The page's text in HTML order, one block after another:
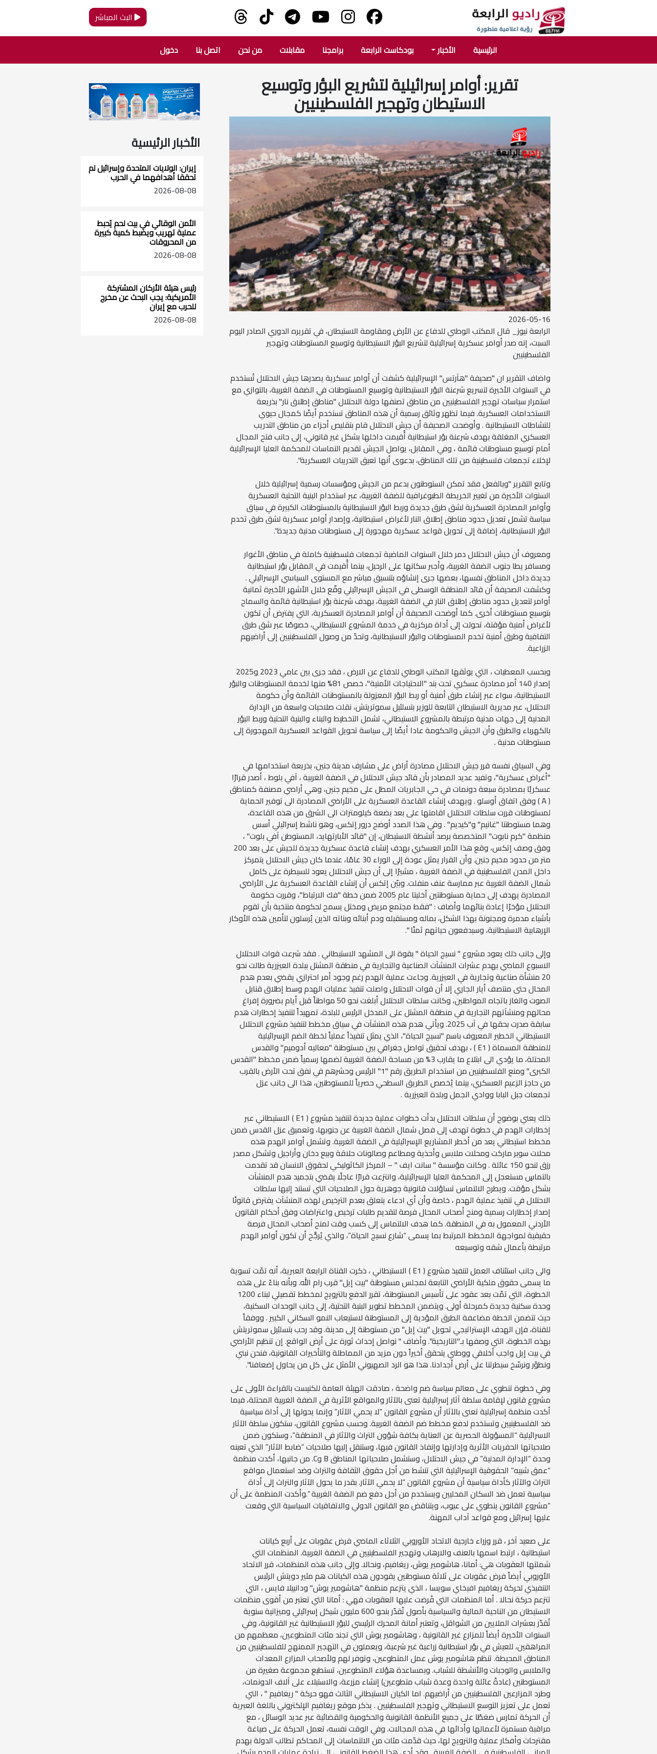
البث المباشر
الرئيسية الأخبار بودكاست الرابعة برامجنا مقابلات من نحن اتصل بنا دخول
تقرير: أوامر إسرائيلية لتشريع البؤر وتوسيع
الاستيطان وتهجير الفلسطينيين
2026-05-16
الرابعة نيوز_ قال المكتب الوطني للدفاع عن الأرض ومقاومة الاستيطان، في تقريره الدوري الصادر اليوم
السبت، إنه صدر أوامر عسكرية إسرائيلية لتشريع البؤر الاستيطانية وتوسيع المستوطنات وتهجير
الفلسطينيين
واضاف التقرير ان "صحيفة "هآرتس" الإسرائيلية كشفت أن أوامر عسكرية يصدرها جيش الاحتلال تُستخدم
في السنوات الأخيرة لتسريع شرعنة البؤر الاستيطانية وتوسيع المستوطنات في الضفة الغربية، بالتوازي مع
استمرار سياسات تهجير الفلسطينيين من مناطق تصنفها دولة الاحتلال "مناطق إطلاق نار" بذريعة
الاستخدامات العسكرية. فيما تظهر وثائق رسمية أن هذه المناطق تستخدم أيضًا كمجال حيوي
للنشاطات الاستيطانية . وأوضحت الصحيفة أن جيش الاحتلال قام بتقليص أجزاء من مناطق التدريب
العسكري المغلقة بهدف شرعنة بؤر استيطانية أُقيمت داخلها بشكل غير قانوني، إلى جانب فتح المجال
أمام توسيع مستوطنات قائمة ، وفي المقابل، يواصل الجيش تقديم التماسات للمحكمة العليا الإسرائيلية
لإخلاء تجمعات فلسطينية من تلك المناطق، بدعوى أنها تعيق التدريبات العسكرية".
وتابع التقرير "وبالفعل فقد تمكن الستوطنون بدعم من الجيش ومؤسسات رسمية إسرائيلية خلال
السنوات الأخيرة من تغيير الخريطة الطبوغرافية للضفة الغربية، عبر استخدام البنية التحتية العسكرية
وأوامر المصادرة العسكرية لشق طرق جديدة وربط البؤر الاستيطانية بالمستوطنات الكبيرة في سياق
سياسة تشمل تعديل حدود مناطق إطلاق النار لأغراض استيطانية، وإصدار أوامر عسكرية لشق طرق تخدم
البؤر الاستيطانية، إضافة إلى تحويل قواعد عسكرية مهجورة إلى مستوطنات مدنية جديدة".
ومعروف أن جيش الاحتلال دمر خلال السنوات الماضية تجمعات فلسطينية كاملة في مناطق الأغوار
ومسافر يطا جنوب الضفة الغربية، وأجبر سكانها على الرحيل، بينما أُقيمت في المقابل بؤر استيطانية
جديدة داخل المناطق نفسها، بعضها جرى إنشاؤه بتنسيق مباشر مع المستوى السياسي الإسرائيلي .
وكشفت الصحيفة أن قائد المنطقة الوسطى في الجيش الإسرائيلي وقّع خلال الأشهر الأخيرة ثمانية
أوامر لتعديل حدود مناطق إطلاق النار في الضفة الغربية، بهدف شرعنة بؤر استيطانية قائمة والسماح
بتوسيع مستوطنات أخرى. كما أوضحت الصحيفة أن أوامر المصادرة العسكرية، التي يفترض أن تكون
لأغراض أمنية مؤقتة، تحولت إلى أداة مركزية في خدمة المشروع الاستيطاني، خصوصًا عبر شق طرق
التفافية وطرق أمنية تخدم المستوطنات والبؤر الاستيطانية، وتحدّ من وصول الفلسطينيين إلى أراضيهم
الزراعية.
وبحسب المعطيات ، التي يوثقها المكتب الوطني للدفاع عن الارض ، فقد جرى بين عامي 2023 و2025
إصدار 140 أمر مصادرة عسكري تحت بند "الاحتياجات الأمنية"، خصص 81% منها لخدمة المستوطنات والبؤر
الاستيطانية، سواء عبر إنشاء طرق أمنية أو ربط البؤر المعزولة بالمستوطنات القائمة وأن حكومة
الاحتلال، عبر مديرية الاستيطان التابعة للوزير بتسلئيل سموتريتش، نقلت صلاحيات واسعة من الإدارة
المدنية إلى جهات مدنية مرتبطة بالمشروع الاستيطاني، تشمل التخطيط والبناء والبنية التحتية وربط البؤر
بالكهرباء والطرق وأن الجيش والحكومة عادا أيضًا إلى سياسة تحويل القواعد العسكرية المهجورة إلى
مستوطنات مدنية .
وفي السياق نفسه قرر جيش الاحتلال مصادرة أراض على مشارف مدينة جنين، بذريعة استخدامها في
"أغراض عسكرية"، وتفيد عديد المصادر بأن قائد جيش الاحتلال في الضفة الغربية ، آفي بلوط ، أصدر قرارًا
عسكريًا بمصادرة سبعة دونمات في حي الجابريات المطل على مخيم جنين، وهي أراضي مصنفة كمناطق
( A ) وفق اتفاق أوسلو . ويهدف إنشاء القاعدة العسكرية على الأراضي المصادرة الى توفير الحماية
لمستوطنات قررت سلطات الاحتلال اقامتها على بعد بضعة كيلومترات الى الشرق من هذه القاعدة،
وهما مستوطنتا "غانيم" و"كيديم" . وفي هذا الصدد أوضح درور إتكس، وهو ناشط إسرائيلي أسس
منظمة "كرم نابوت" المتخصصة برصد أنشطة الاستيطان، إن "قائد الأبارتهايد، المستوطن آفي بلوت" ،
وفق وصف إتكس، وقع هذا الأمر العسكري بهدف إنشاء قاعدة عسكرية جديدة للجيش على بعد 200
متر من حدود مخيم جنين. وأن القرار يمثل عودة إلى الوراء 30 عامًا، عندما كان جيش الاحتلال يتمركز
داخل المدن الفلسطينية في الضفة الغربية ، مشيرًا إلى أن جيش الاحتلال يعود للسيطرة على كامل
شمال الضفة الغربية عبر ممارسة عنف منفلت. وبيّن إتكس أن إنشاء القاعدة العسكرية على الأراضي
المصادرة يهدف إلى حماية مستوطنتين أخليتا عام 2005 ضمن خطة "فك الارتباط"، وقررت حكومة
الاحتلال مؤخرًا إعادة بنائهما وأضاف : "فقط مجتمع مريض ومختل يسمح لحكومة منتخبة بأن تقوم
بأشياء مدمرة ومجنونة بهذا الشكل، بماله ومستقبله ودم أبنائه وبناته الذين يُرسلون لتأمين هذه الأوكار
الإرهابية الاستيطانية، وسيدفعون حياتهم ثمنًا ".
وإلى جانب ذلك يعود مشروع " نسيج الحياة " بقوة الى المشهد الاستيطاني . فقد شرعت قوات الاحتلال
الاسبوع الماضي بهدم عشرات المنشآت الصناعية والتجارية في منطقة المشتل ببلدة العيزرية طالت نحو
20 منشأة صناعية وتجارية في العيزرية. وجاءت عملية الهدم رغم وجود أمر احترازي يقضي بعدم هدم
المحال حتى منتصف أيار الجاري إلا أن قوات الاحتلال واصلت تنفيذ عمليات الهدم وسط إطلاق قنابل
الصوت والغاز باتجاه المواطنين، وكانت سلطات الاحتلال أبلغت نحو 50 مواطناً قبل أيام بضرورة إفراغ
محالهم ومنشآتهم التجارية في منطقة المشتل على المدخل الرئيس للبلدة، تمهيداً لتنفيذ إخطارات هدم
سابقة صدرت بحقها في آب 2025. ويأتي هدم هذه المنشآت في سياق مخطط لتنفيذ مشروع الاحتلال
الاستيطاني الخطير المعروف باسم "نسيج الحياة"، الذي يمثل تنفيذاً عملياً لخطة الضم الإسرائيلية
للمنطقة المسماة ( E1 ) ، بهدف تحقيق تواصل جغرافي بين مستوطنة "معاليه أدوميم" والقدس
المحتلة، ما يؤدي الى ابتلاع ما يقارب 3% من مساحة الضفة الغربية لضمها رسمياً ضمن مخطط "القدس
الكبرى" ومنع الفلسطينيين من استخدام الطريق رقم "1" الرئيس وحشرهم في نفق تحت الأرض بالقرب
من حاجز الزعيم العسكري، بينما يُخصص الطريق السطحي حصرياً للمستوطنين، هذا الى جانب عزل
تجمعات جبل البابا ووادي الجمل وبلدة العيزرية .
ذلك يعني بوضوح أن سلطات الاحتلال بدأت خطوات عملية جديدة لتنفيذ مشروع ( E1 ) الاستيطاني عبر
إخطارات الهدم في خطوة تهدف إلى فصل شمال الضفة الغربية عن جنوبها، وتعميق عزل القدس ضمن
مخطط استيطاني يعد من أخطر المشاريع الإسرائيلية في الضفة الغربية. وتشمل أوامر الهدم هذه
محلات سوبر ماركت ومحلات ملابس وأحذية ومطاعم وصالونات حلاقة وبيع دخان وأراجيل وتشكل مصدر
رزق لنحو 150 عائلة . وكانت مؤسسة " سانت ايف " – المركز الكاثوليكي لحقوق الانسان قد تقدمت
بالتماسٍ مستعجل إلى المحكمة العليا الإسرائيلية، وانتزعت قرارًا عاجلًا يقضي بتجميد هدم المنشآت
بشكل مؤقت. ويطرح الالتماس تساؤلات قانونية جوهرية حول الصلاحيات التي تستند إليها سلطات
الاحتلال في تنفيذ عملية الهدم ، خاصة وأن أي ادعاء يتعلق بعدم الترخيص لهذه المنشآت يفترض قانونًا
إصدار إخطارات رسمية ومنح أصحاب المحال فرصة لتقديم طلبات ترخيص واعتراضات وفق أحكام القانون
الأردني المعمول به في المنطقة. كما هدف الالتماس إلى كسب وقت لمنح أصحاب المحال فرصة
حقيقية لمواجهة المخطط المرتبط بما يسمى “شارع نسيج الحياة”، والذي يُرجَّح أن تكون أوامر الهدم
مرتبطة بأعمال شقه وتوسيعه
والى جانب استئناف العمل لتنفيذ مشروع ( E1 ) الاستيطاني ، ذكرت القناة الرابعة العبرية، أنه تمّت تسوية
ما يسمى حقوق ملكية الأراضي التابعة لمجلس مستوطنة "بيت إيل" قرب رام الله. وبأنه بناءً على هذه
الخطوة، التي تمّت بعد عقود على تأسيس المستوطنة، تقرر الدفع بالترويج لمخطط تفصيلي لبناء 1200
وحدة سكنية جديدة كمرحلة أولى. ويتضمن المخطط تطوير البنية التحتية، إلى جانب الوحدات السكنية،
حيث تتضمن الخطة مضاعفة الطرق المؤدية إلى المستوطنة لاستيعاب النمو السكاني الكبير . ووفقاً
للقناة، فإن الهدف الإستراتيجي تحويل "بيت إيل" من مستوطنة إلى مدينة. وقد رحب بتسلئيل سموتريتش
بهذه الخطوة، التي وصفها بـ"التاريخية". وأضاف " نواصل إحداث ثورة على أرض الواقع. إن تنظيم الأراضي
في بيت إيل واجب أخلاقي ووطني يتحقق أخيراً دون مزيد من المماطلة والتأخيرات القانونية، فنحن نبني
ونطوّر ونرسّخ سيطرتنا على أرض أجدادنا. هذا هو الرد الصهيوني الأمثل على كل من يحاول إضعافنا".
وفي خطوة تنطوي على معالم سياسة ضم واضحة ، صادقت الهيئة العامة للكنيست بالقراءة الأولى على
مشروع قانون لإقامة سلطة آثار إسرائيلية تعنى بالآثار والمواقع الأثرية في الضفة الغربية المحتلة، فيما
أكدت منظمة إسرائيلية تعنى بالآثار أن مشروع القانون “لا يحمي الآثار” وإنما يحولها إلى أداة سياسية
ضد الفلسطينيين وتستخدم لدفع مخطط ضم الضفة الغربية. وحسب مشروع القانون، ستكون سلطة الآثار
الاسرائيلية “المسؤولة الحصرية عن العناية بكافة شؤون التراث والآثار في المنطقة”، وستكون ضمن
صلاحياتها الحفريات الأثرية وإدارتها وإنفاذ القانون فيها، وستنقل إليها صلاحيات “ضابط الآثار” الذي تعينه
وحدة “الإدارة المدنية” في جيش الاحتلال، وستشمل صلاحياتها المناطق B وC. من جانبها، أكدت منظمة
“عمق شبيه” الحقوقية الإسرائيلية التي تنشط من أجل حقوق الثقافة والتراث وضد استعمال مواقع
التراث والآثار كأداة سياسية أن مشروع القانون “لا يحمي الآثار. بقدر ما يحول الآثار والتراث إلى أداة
سياسية تعمل ضد السكان المحليين ويستخدم من أجل دفع ضم الضفة الغربية ”.وأكدت المنظمة على أن
“مشروع القانون ينطوي على عيوب، ويتناقض مع القانون الدولي والاتفاقيات السياسية التي وقعت
عليها إسرائيل ومع قواعد آداب المهنة.
على صعيد آخر ، قرر وزراء خارجية الاتحاد الأوروبي الثلاثاء الماضي فرض عقوبات على أربع كيانات
استيطانية ، ارتبط اسمها بالعنف والارهاب وتهجير الفلسطينيين في الضفة الغربية. المنظمات التي
شملتها العقوبات هي: أمانا، هاشومير يوش، ريغافيم، ونحالا. وإلى جانب هذه المنظمات، قرر الاتحاد
الأوروبي أيضاً فرض عقوبات على ثلاثة مستوطنين يقودون هذه الكيانات هم مئير دويتش الرئيس
التنفيذي لحركة ريغافيم افيخاي سويسا ، الذي يتزعم منظمة "هاشومير يوش" ودانييلا فايس ، التي
تتزعم حركة نحالا . أما المنظمات التي فُرضت عليها العقوبات فهي : أمانا التي تعتبر من أقوى منظمات
الاستيطان من الناحية المالية والسياسية بأصول تُقدّر بنحو 600 مليون شيكل إسرائيلي وميزانية سنوية
تُقدّر بعشرات الملايين من الشواقل، وتعتبر أمانة المحرك الرئيسي للبؤر الاستيطانية غير القانونية، وفي
السنوات الأخيرة أيضاً للمزارع غير القانونية ، وهاشومير يوش التي تجند مئات المتطوعين، معظمهم من
المراهقين، للعيش في بؤر استيطانية زراعية غير شرعية، ويعملون في التهجير الممنهج للفلسطينيين من
المناطق المحيطة. تنظم هاشومير يوش عمل المتطوعين، وتوفر لهم ولأصحاب المزارع المعدات
والملابس والوجبات والأنشطة للشباب. وبمساعدة هؤلاء المتطوعين، تستطيع مجموعة صغيرة من
المستوطنين (عادةً عائلة واحدة وعدة شباب متطوعين) إنشاء مزرعة، والاستيلاء على آلاف الدونمات،
وطرد المزارعين الفلسطينيين من أراضيهم. اما الكيان الاستيطاني الثالث فهو حركة " ريغافيم " ، التي
تعمل على تعزيز التوسع الاستيطاني وتهجير الفلسطينيين . يذكر موقع ريغافيم الإلكتروني باللغة العبرية
أن الحركة تمارس ضغطًا على جميع الأنظمة القانونية والحكومية والقضائية عبر عديد الوسائل ، مع
مراقبة مستمرة لأعمالها وأدائها في هذه المجالات. وفي الوقت نفسه، تعمل الحركة على صياغة
مقترحات وأفكار عملية والترويج لها، حيث قدّمت مئات من الالتماسات إلى المحاكم تطالب الدولة بهدم
الأخبار الرئيسية
إيران: الولايات المتحدة وإسرائيل لم
تحققا أهدافهما في الحرب
2026-08-08
الأمن الوقائي في بيت لحم يُحبط
عملية تهريب ويضبط كمية كبيرة
من المحروقات
2026-08-08
رئيس هيئة الأركان المشتركة
الأمريكية: يجب البحث عن مخرج
للحرب مع إيران
2026-08-08